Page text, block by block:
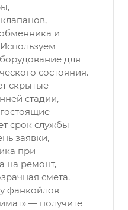
и
для
состояния.
скрытые
стадии,
срок службы
заявки,
при
на ремонт,
смета.
фанкойлов
— получите